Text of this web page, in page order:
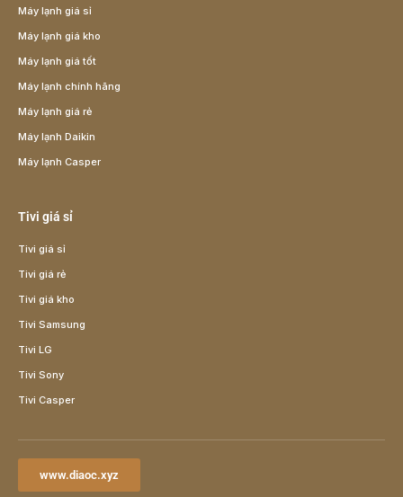
Máy lạnh giá sỉ
Máy lạnh giá kho
Máy lạnh giá tốt
Máy lạnh chính hãng
Máy lạnh giá rẻ
Máy lạnh Daikin
Máy lạnh Casper
Tivi giá sỉ
Tivi giá sỉ
Tivi giá rẻ
Tivi giá kho
Tivi Samsung
Tivi LG
Tivi Sony
Tivi Casper
www.diaoc.xyz